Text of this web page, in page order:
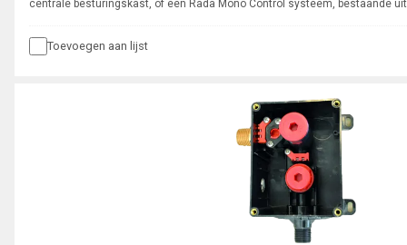
centrale besturingskast, of een Rada Mono Control systeem, bestaande
Toevoegen aan lijst